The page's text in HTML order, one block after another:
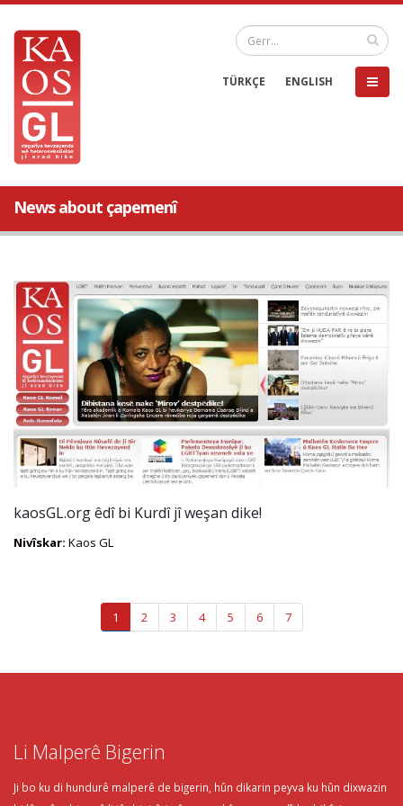
TÜRKÇE ENGLISH
News about çapemenî
kaosGL.org êdî bi Kurdî jî weşan dike!
Nivîskar: Kaos GL
1 2 3 4 5 6 7
Li Malperê Bigerin
Ji bo ku di hundurê malperê de bigerin, hûn dikarin peyva ku hûn dixwazin